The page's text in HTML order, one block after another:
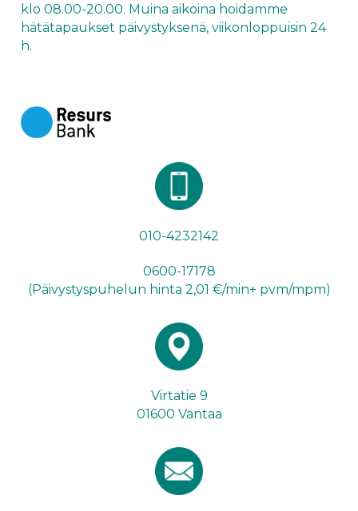
klo 08.00-20.00. Muina aikoina hoidamme
hätätapaukset päivystyksenä, viikonloppuisin 24
h.
010-4232142
0600-17178
(Päivystyspuhelun hinta 2,01 €/min+ pvm/mpm)
Virtatie 9
01600 Vantaa